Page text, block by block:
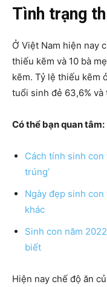
Tình trạng
Ở Việt Nam hiện nay
thiếu kẽm và 10 bà
kẽm. Tỷ lệ thiếu kẽm
tuổi sinh đẻ 63,6%
Có thể bạn quan tâm:
Cách tính sinh con
trúng’
Ngày đẹp sinh
khác
Sinh con năm
biết
Hiện nay chế độ ăn